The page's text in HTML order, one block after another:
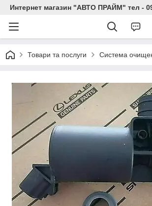
Интернет магазин "АВТО ПРАЙМ" тел -
Товари та послуги Система